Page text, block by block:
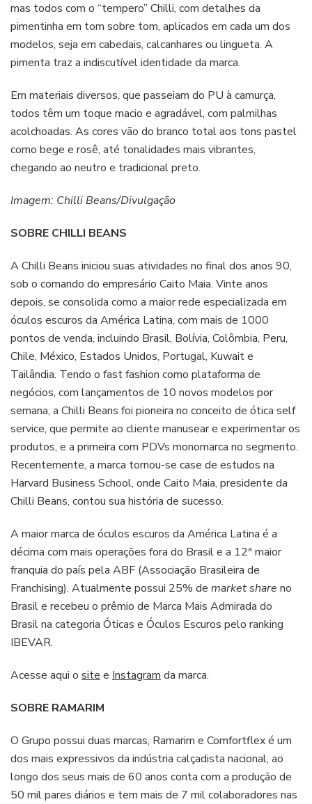
mas todos com o “tempero” Chilli, com detalhes da
pimentinha em tom sobre tom, aplicados em cada um dos
modelos, seja em cabedais, calcanhares ou lingueta. A
pimenta traz a indiscutível identidade da marca.
Em materiais diversos, que passeiam do PU à camurça,
todos têm um toque macio e agradável, com palmilhas
acolchoadas. As cores vão do branco total aos tons pastel
como bege e rosê, até tonalidades mais vibrantes,
chegando ao neutro e tradicional preto.
Imagem: Chilli Beans/Divulgação
SOBRE CHILLI BEANS
A Chilli Beans iniciou suas atividades no final dos anos 90,
sob o comando do empresário Caito Maia. Vinte anos
depois, se consolida como a maior rede especializada em
óculos escuros da América Latina, com mais de 1000
pontos de venda, incluindo Brasil, Bolívia, Colômbia, Peru,
Chile, México, Estados Unidos, Portugal, Kuwait e
Tailândia. Tendo o fast fashion como plataforma de
negócios, com lançamentos de 10 novos modelos por
semana, a Chilli Beans foi pioneira no conceito de ótica self
service, que permite ao cliente manusear e experimentar os
produtos, e a primeira com PDVs monomarca no segmento.
Recentemente, a marca tornou-se case de estudos na
Harvard Business School, onde Caito Maia, presidente da
Chilli Beans, contou sua história de sucesso.
A maior marca de óculos escuros da América Latina é a
décima com mais operações fora do Brasil e a 12ª maior
franquia do país pela ABF (Associação Brasileira de
Franchising). Atualmente possui 25% de market share no
Brasil e recebeu o prêmio de Marca Mais Admirada do
Brasil na categoria Óticas e Óculos Escuros pelo ranking
IBEVAR.
Acesse aqui o site e Instagram da marca.
SOBRE RAMARIM
O Grupo possui duas marcas, Ramarim e Comfortflex é um
dos mais expressivos da indústria calçadista nacional, ao
longo dos seus mais de 60 anos conta com a produção de
50 mil pares diários e tem mais de 7 mil colaboradores nas